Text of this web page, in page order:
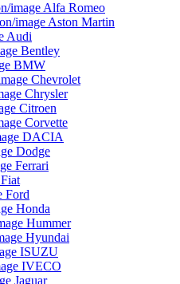
Alfa Romeo
Aston Martin
Audi
Bentley
BMW
Chevrolet
Chrysler
Citroen
Corvette
DACIA
Dodge
Ferrari
Fiat
Ford
Honda
Hummer
Hyundai
ISUZU
IVECO
Jaguar